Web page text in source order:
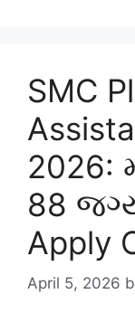
SMC
2026:
88
Apply
April 5, 2026